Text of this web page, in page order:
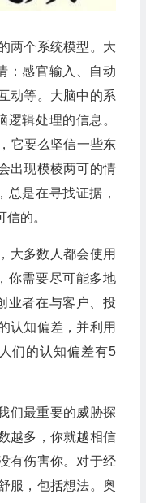
两个系统模型。大
：感官输入、自动
动等。大脑中的系
辑处理的信息。
它要么坚信一些东
出现模棱两可的情
总是在寻找证据，
的。
大多数人都会使用
你需要尽可能多地
业者在与客户、投
认知偏差，并利用
们的认知偏差有5
们最重要的威胁探
越多，你就越相信
有伤害你。对于经
服，包括想法。奥